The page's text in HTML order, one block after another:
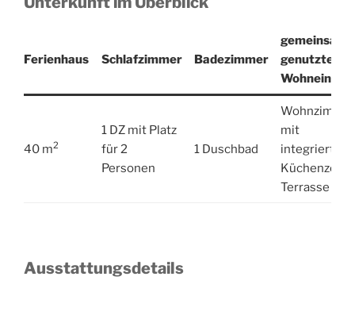
Ferienhaus Schlafzimmer Badezimmer
gemeinsam
genutzte
Wohneinheit
40 m2
1 DZ mit Platz
für 2
Personen
1 Duschbad
mit
integrierter
Küchenzeile,
Terrasse
Ausstattungsdetails